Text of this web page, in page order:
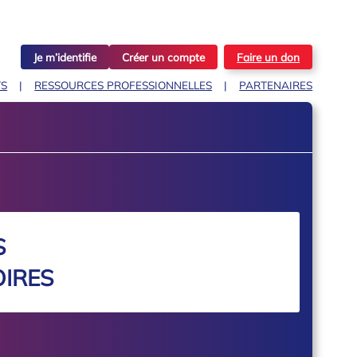
Je m’identifie Créer un compte Faire un don
RESSOURCES PROFESSIONNELLES PARTENAIRES